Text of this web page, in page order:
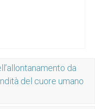
da
del cuore umano